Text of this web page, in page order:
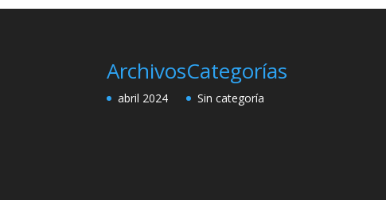
Archivos
abril 2024
Categorías
Sin categoría